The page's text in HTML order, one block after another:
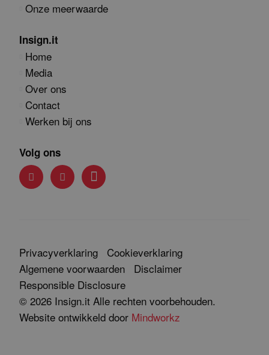
Onze meerwaarde
Insign.it
Home
Media
Over ons
Contact
Werken bij ons
Volg ons
Privacyverklaring
Cookieverklaring
Algemene voorwaarden
Disclaimer
Responsible Disclosure
© 2026 Insign.it Alle rechten voorbehouden.
Website ontwikkeld door Mindworkz